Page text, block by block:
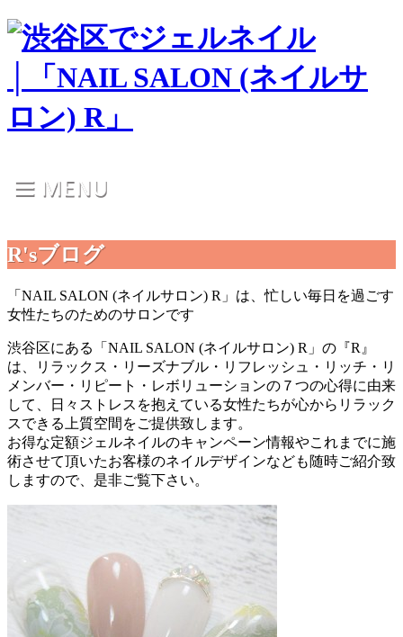
R'sブログ
「NAIL SALON (ネイルサロン) R」は、忙しい毎日を過ごす
女性たちのためのサロンです
渋谷区にある「NAIL SALON (ネイルサロン) R」の『R』
は、リラックス・リーズナブル・リフレッシュ・リッチ・リ
メンバー・リピート・レボリューションの７つの心得に由来
して、日々ストレスを抱えている女性たちが心からリラック
スできる上質空間をご提供致します。
お得な定額ジェルネイルのキャンペーン情報やこれまでに施
術させて頂いたお客様のネイルデザインなども随時ご紹介致
しますので、是非ご覧下さい。